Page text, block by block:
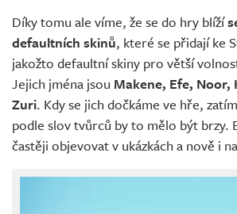
Díky tomu ale víme, že se do hry blíží
defaultních skinů, které se přidají ke
jakožto defaultní skiny pro větší
Jejich jména jsou Makene, Efe, Noor,
Zuri. Kdy se jich dočkáme ve hře,
podle slov tvůrců by to mělo být brzy.
častěji objevovat v ukázkách a nově i